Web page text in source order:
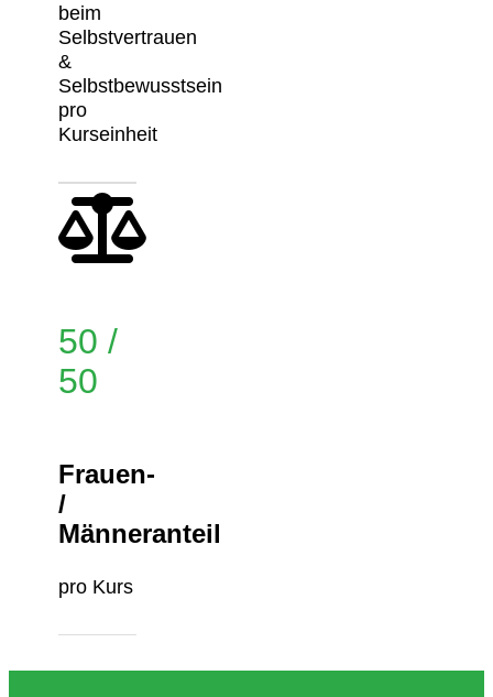
beim
Selbstvertrauen
&
Selbstbewusstsein
pro
Kurseinheit
50 /
50
Frauen-
/
Männeranteil
pro Kurs